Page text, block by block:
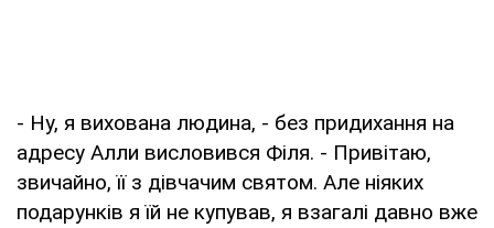
- Ну, я вихована людина, - без придихання на
адресу Алли висловився Філя. - Привітаю,
звичайно, її з дівчачим святом. Але ніяких
подарунків я їй не купував, я взагалі давно вже